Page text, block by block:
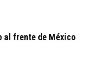
al frente de México